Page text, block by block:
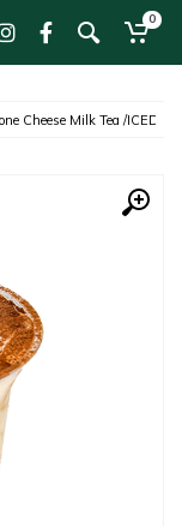
0
Cheese Milk Tea /ICED/